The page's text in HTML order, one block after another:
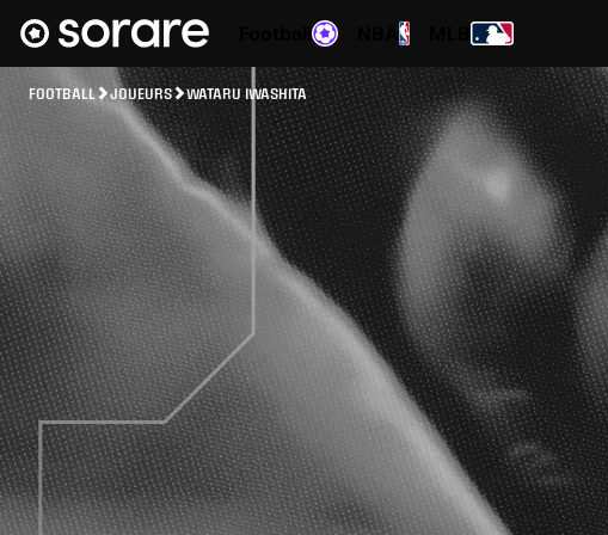
FOOTBALL JOUEURS WATARU IWASHITA